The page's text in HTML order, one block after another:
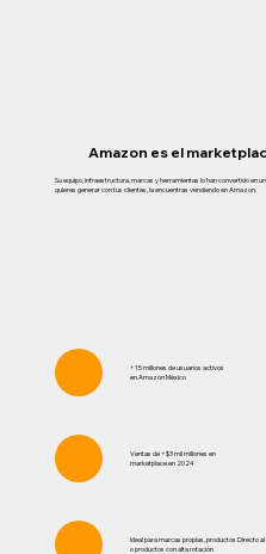
Amazon es el
Su equipo, infraestructura, marcas y herramientas lo han convertido en
quieres generar con tus clientes, la encuentras vendiendo en Amazon.
+15 millones de usuarios activos
en Amazon México
Ventas de +$3 mil millones en
marketplace en 2024
Ideal para marcas propias, productos Directo
o productos con alta rotación